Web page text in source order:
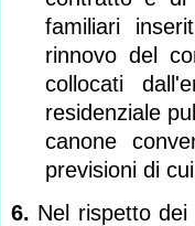
familiari
rinnovo del
collocati
residenziale
canone
previsioni di
6. Nel rispetto